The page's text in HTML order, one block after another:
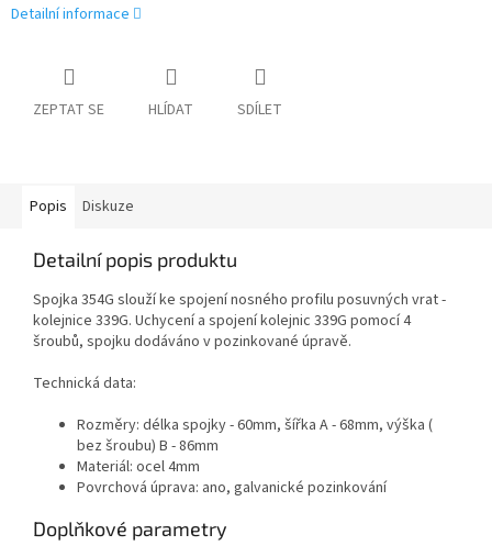
Detailní informace
ZEPTAT SE HLÍDAT SDÍLET
Popis Diskuze
Detailní popis produktu
Spojka 354G slouží ke spojení nosného profilu posuvných vrat -
kolejnice 339G. Uchycení a spojení kolejnic 339G pomocí 4
šroubů, spojku dodáváno v pozinkované úpravě.
Technická data:
Rozměry: délka spojky - 60mm, šířka A - 68mm, výška (
bez šroubu) B - 86mm
Materiál: ocel 4mm
Povrchová úprava: ano, galvanické pozinkování
Doplňkové parametry